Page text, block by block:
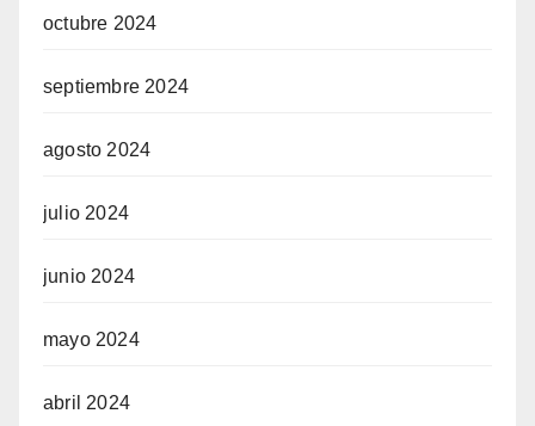
octubre 2024
septiembre 2024
agosto 2024
julio 2024
junio 2024
mayo 2024
abril 2024